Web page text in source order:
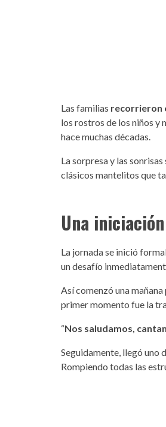
Las familias recorrieron
los rostros de los niños y
hace muchas décadas.
La sorpresa y las
clásicos mantelitos que
Una
La jornada se inició
un desafío
Así comenzó una
primer momento fue la
“Nos saludamos,
Seguidamente, llegó uno
Rompiendo todas las